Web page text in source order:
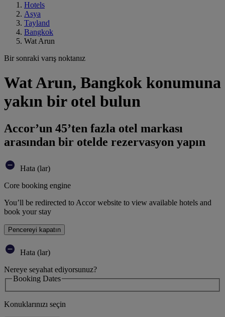
Hotels
Asya
Tayland
Bangkok
Wat Arun
Bir sonraki varış noktanız
Wat Arun, Bangkok konumuna
yakın bir otel bulun
Accor’un 45’ten fazla otel markası
arasından bir otelde rezervasyon yapın
Hata (lar)
Core booking engine
You’ll be redirected to Accor website to view available hotels and
book your stay
Pencereyi kapatın
Hata (lar)
Nereye seyahat ediyorsunuz?
Booking Dates
Konuklarınızı seçin